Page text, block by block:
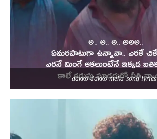
dakko dakko meka song lyrics